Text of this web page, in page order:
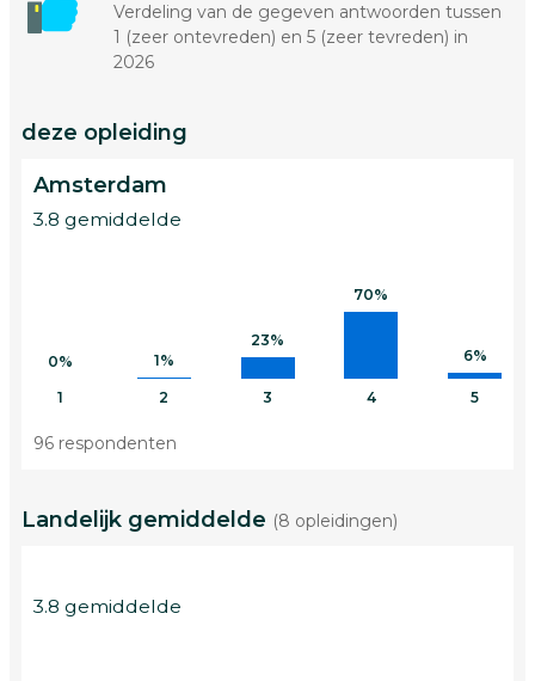
Verdeling van de gegeven antwoorden tussen
1 (zeer ontevreden) en 5 (zeer tevreden) in
2026
deze opleiding
Amsterdam
3.8 gemiddelde
0%
1
1%
2
23%
3
70%
4
6%
5
96 respondenten
Landelijk gemiddelde (8 opleidingen)
3.8 gemiddelde